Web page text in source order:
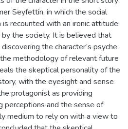
Seyfettin, in which the social
recounted with an ironic attitude
the society. It is believed that
the character’s psyche
methodology of relevant future
the skeptical personality of the
with the eyesight and sense
protagonist as providing
perceptions and the sense of
medium to rely on with a view to